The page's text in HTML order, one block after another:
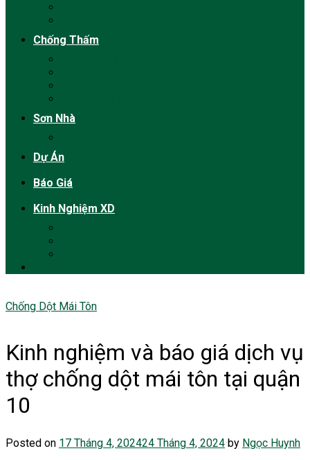
Chống Thấm
Sơn Nhà
Dự Án
Báo Giá
Kinh Nghiệm XD
Chống Dột Mái Tôn
Kinh nghiệm và báo giá dịch vụ
thợ chống dột mái tôn tại quận
10
Posted on 17 Tháng 4, 202424 Tháng 4, 2024 by Ngọc Huynh